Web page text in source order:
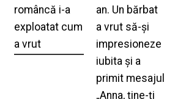
româncă i-a
exploatat cum
a vrut
an. Un bărbat
a vrut să-și
impresioneze
iubita și a
primit mesajul
„Anna, ține-ți